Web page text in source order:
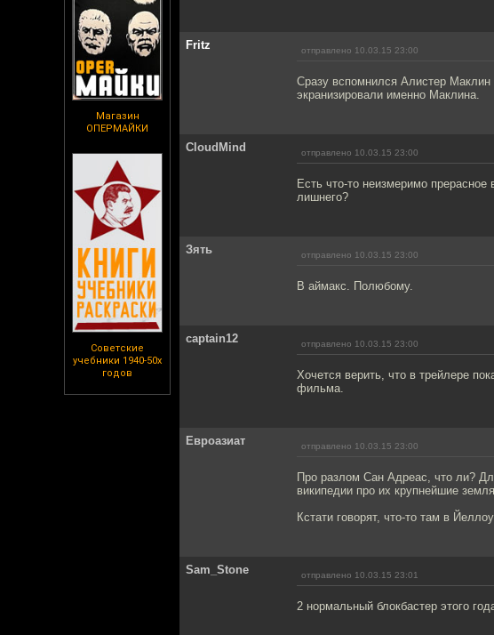
Магазин
ОПЕРМАЙКИ
Советские
учебники 1940-50х
годов
Fritz отправлено 10.03.15 23:00
Сразу вспомнился Алистер Маклин
экранизировали именно Маклина.
CloudMind отправлено 10.03.15 23:00
Есть что-то неизмеримо прерасное
лишнего?
Зять отправлено 10.03.15 23:00
В аймакс. Полюбому.
captain12 отправлено 10.03.15 23:00
Хочется верить, что в трейлере
фильма.
Евроазиат отправлено 10.03.15 23:00
Про разлом Сан Адреас, что ли?
википедии про их крупнейшие
Кстати говорят, что-то там в
Sam_Stone отправлено 10.03.15 23:01
2 нормальный блокбастер этого